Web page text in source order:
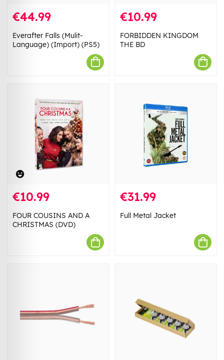
€44.99
Everafter Falls (Mulit-
Language) (Import) (PS5)
€10.99
FORBIDDEN KINGDOM
THE BD
€10.99
FOUR COUSINS AND A
CHRISTMAS (DVD)
€31.99
Full Metal Jacket